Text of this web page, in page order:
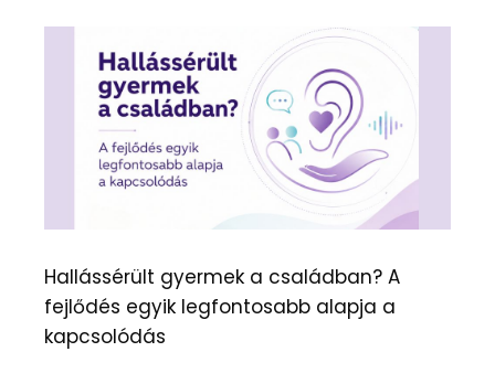
Hallássérült gyermek a családban? A
fejlődés egyik legfontosabb alapja a
kapcsolódás